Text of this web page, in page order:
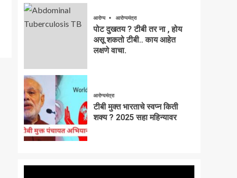
आरोग्य आरोग्यमंत्रा
पोट दुखतय ? टीबी तर ना , होय
असू शकतो टीबी.. काय आहेत
लक्षणे वाचा.
आरोग्यमंत्रा
टीबी मुक्त भारताचे स्वप्न किती
शक्य ? 2025 सहा महिन्यावर